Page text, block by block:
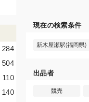
現在の検索条件
新木屋瀬駅(福岡県)
出品者
競売
284
504
110
140